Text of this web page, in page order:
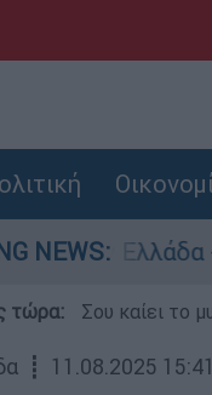
NEWS:
Ελλάδα -
τώρα: Σου καίει το
┋ 11.08.2025 15:41